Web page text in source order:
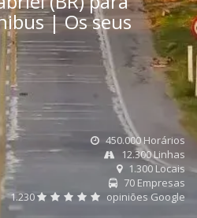
| Os seus
450.000 Horários
12.300 Linhas
1.300 Locais
70 Empresas
1.230
opiniões Google